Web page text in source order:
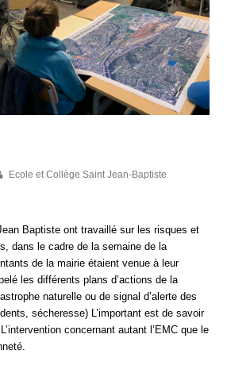
Ecole et Collège Saint Jean-Baptiste
Baptiste ont travaillé sur les risques et
dans le cadre de la semaine de la
de la mairie étaient venue à leur
les différents plans d’actions de la
naturelle ou de signal d’alerte des
sécheresse) L’important est de savoir
concernant autant l’EMC que le